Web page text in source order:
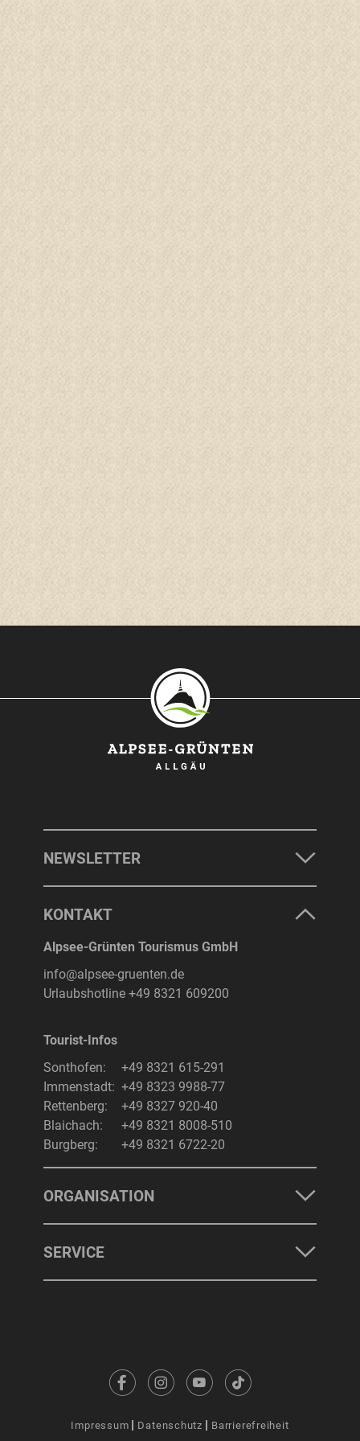
NEWSLETTER
KONTAKT
Alpsee-Grünten Tourismus GmbH
info@alpsee-gruenten.de
Urlaubshotline +49 8321 609200
Tourist-Infos
Sonthofen:
+49 8321 615-291
Immenstadt: +49 8323 9988-77
Rettenberg:
+49 8327 920-40
Blaichach:
+49 8321 8008-510
Burgberg:
+49 8321 6722-20
ORGANISATION
SERVICE
Impressum Datenschutz Barrierefreiheit